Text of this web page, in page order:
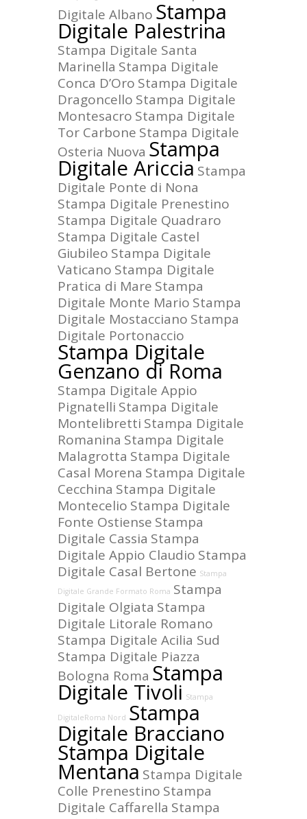
Digitale Albano Stampa
Digitale Palestrina
Stampa Digitale Santa
Marinella Stampa Digitale
Conca D’Oro Stampa Digitale
Dragoncello Stampa Digitale
Montesacro Stampa Digitale
Tor Carbone Stampa Digitale
Osteria Nuova Stampa
Digitale Ariccia Stampa
Digitale Ponte di Nona
Stampa Digitale Prenestino
Stampa Digitale Quadraro
Stampa Digitale Castel
Giubileo Stampa Digitale
Vaticano Stampa Digitale
Pratica di Mare Stampa
Digitale Monte Mario Stampa
Digitale Mostacciano Stampa
Digitale Portonaccio
Stampa Digitale
Genzano di Roma
Stampa Digitale Appio
Pignatelli Stampa Digitale
Montelibretti Stampa Digitale
Romanina Stampa Digitale
Malagrotta Stampa Digitale
Casal Morena Stampa Digitale
Cecchina Stampa Digitale
Montecelio Stampa Digitale
Fonte Ostiense Stampa
Digitale Cassia Stampa
Digitale Appio Claudio Stampa
Digitale Casal Bertone Stampa
Digitale Grande Formato Roma Stampa
Digitale Olgiata Stampa
Digitale Litorale Romano
Stampa Digitale Acilia Sud
Stampa Digitale Piazza
Bologna Roma Stampa
Digitale Tivoli Stampa
DigitaleRoma Nord Stampa
Digitale Bracciano
Stampa Digitale
Mentana Stampa Digitale
Colle Prenestino Stampa
Digitale Caffarella Stampa